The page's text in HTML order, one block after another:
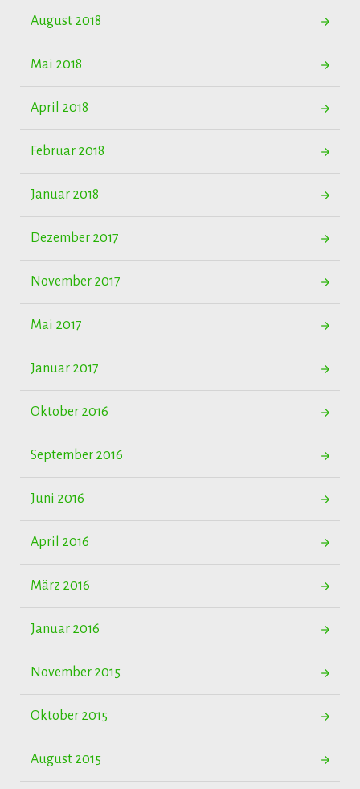
August 2018
Mai 2018
April 2018
Februar 2018
Januar 2018
Dezember 2017
November 2017
Mai 2017
Januar 2017
Oktober 2016
September 2016
Juni 2016
April 2016
März 2016
Januar 2016
November 2015
Oktober 2015
August 2015